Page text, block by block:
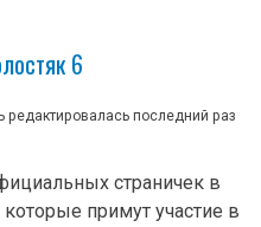
6
редактировалась последний раз
страничек в
примут участие в